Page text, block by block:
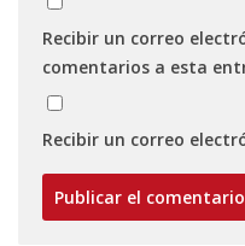
Recibir un correo
comentarios a esta
Recibir un correo